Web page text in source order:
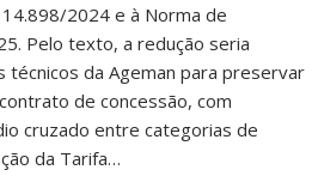
14.898/2024 e à Norma de
Pelo texto, a redução seria
técnicos da Ageman para preservar
de concessão, com
cruzado entre categorias de
da Tarifa…